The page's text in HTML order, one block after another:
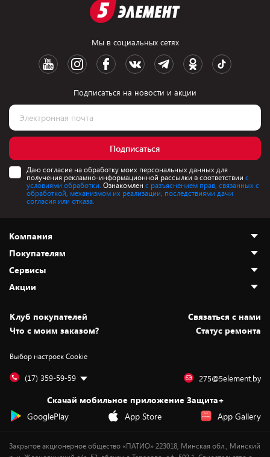
Мы в социальных сетях
Подписаться на новости и акции
Подписаться
Даю согласие на обработку моих персональных данных для
получения рекламно-информационной рассылки в соответствии с
условиями обработки. Ознакомлен с разъяснением прав, связанных с
обработкой, механизмом их реализации, последствиями дачи
согласия или отказа.
Компания
О нас
Адреса магазинов
Новости
Статьи и обзоры
Вакансии
Дай пять добру!
Покупателям
Как сделать заказ
Оплата и доставка
Безналичный расчёт
Обмен и возврат товара
Обработка персональных данных
Подарочные карты
Сервисы
Установка техники
Для игровых консолей
Для мобильных устройств
Для компьютеров
Сервисные центры
Акции
Скидки и промокоды
Белорусские товары
Бонусы
Оплата частями
Новинки
Клуб покупателей
Cвязаться с нами
Что с моим заказом?
Статус ремонта
Выбор настроек Cookie
(17) 359-59-59 275@5element.by
Скачай мобильное приложение Защита+
GooglePlay
App Store App Gallery
Закрытое акционерное общество «ПАТИО» 223018, Минская обл., Минский